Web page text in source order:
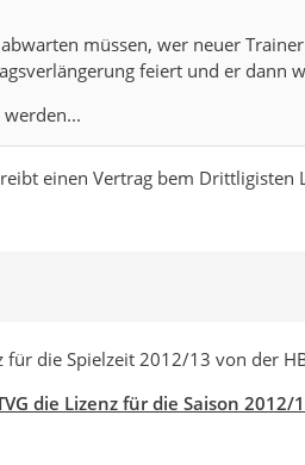
müssen, wer neuer
feiert und er dann
einen Vertrag bem Drittligisten
für die Spielzeit 2012/13 von der
die Lizenz für die Saison 2012/